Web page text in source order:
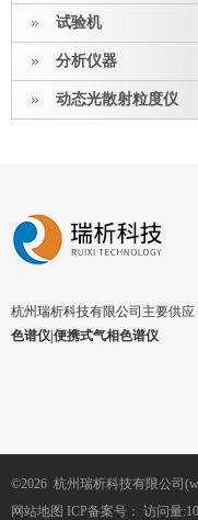
试验机
分析仪器
动态光散射粒度仪
杭州瑞析科技有限公司主要供应
色谱仪|便携式气相色谱仪
©2026 杭州瑞析科技有限公司
网站地图 ICP备案号： 访问量